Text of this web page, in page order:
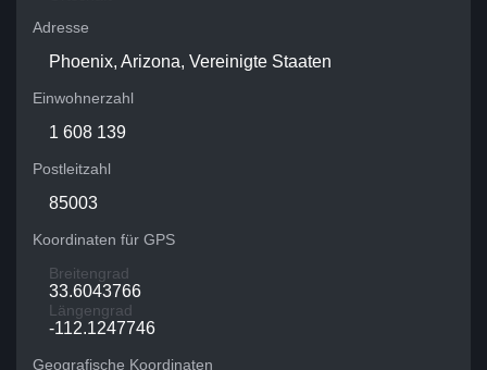
Adresse
Phoenix, Arizona, Vereinigte Staaten
Einwohnerzahl
1 608 139
Postleitzahl
85003
Koordinaten für GPS
Breitengrad
33.6043766
Längengrad
-112.1247746
Geografische Koordinaten